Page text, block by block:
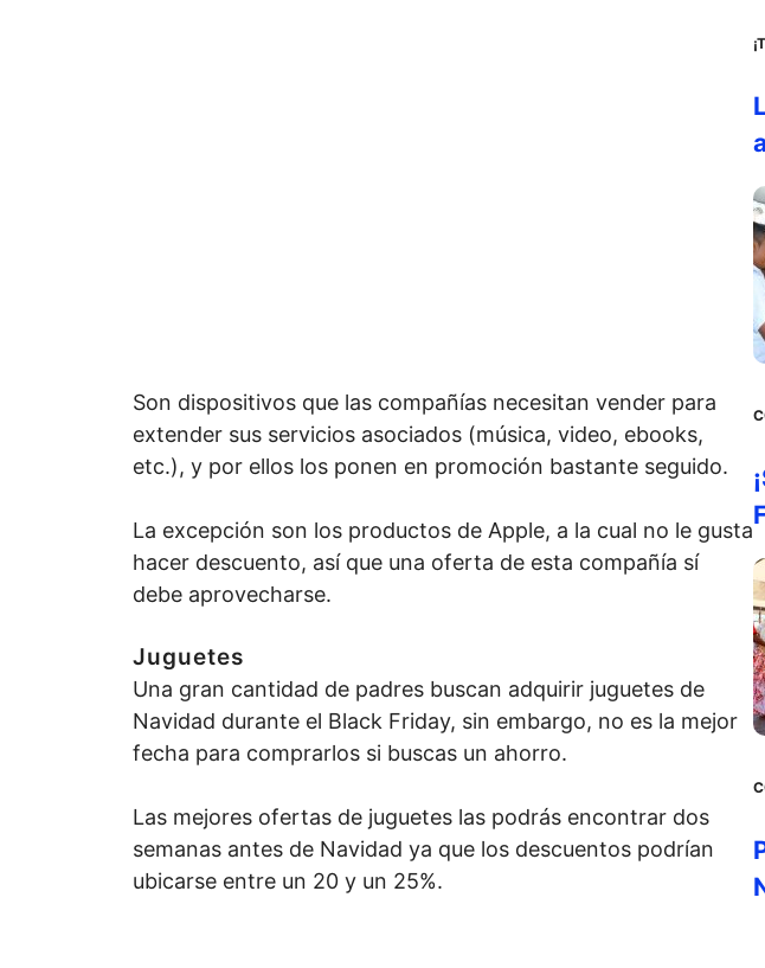
Son dispositivos que las compañías necesitan vender para
extender sus servicios asociados (música, video, ebooks,
etc.), y por ellos los ponen en promoción bastante seguido.
La excepción son los productos de Apple, a la cual no le gusta
hacer descuento, así que una oferta de esta compañía sí
debe aprovecharse.
Juguetes
Una gran cantidad de padres buscan adquirir juguetes de
Navidad durante el Black Friday, sin embargo, no es la mejor
fecha para comprarlos si buscas un ahorro.
Las mejores ofertas de juguetes las podrás encontrar dos
semanas antes de Navidad ya que los descuentos podrían
ubicarse entre un 20 y un 25%.